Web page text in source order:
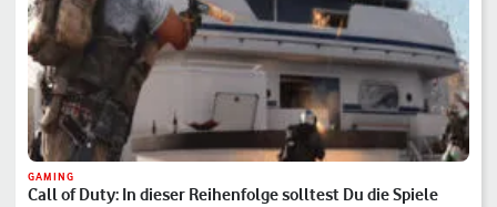
GAMING
Call of Duty: In dieser Reihenfolge solltest Du die Spiele